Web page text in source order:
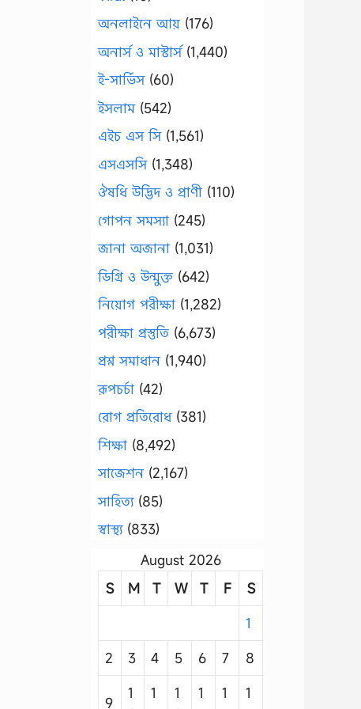
অনলাইনে আয় (176)
অনার্স ও মাস্টার্স(1,440)
ই-সার্ভিস(60)
ইসলাম(542)
এইচ এস সি(1,561)
এসএসসি(1,348)
ঔষধি উদ্ভিদ ও প্রাণী (110)
গোপন সমস্যা (245)
জানা অজানা (1,031)
ডিগ্রি ও উন্মুক্ত (642)
নিয়োগ পরীক্ষা (1,282)
পরীক্ষা প্রস্তুতি (6,673)
প্রশ্ন সমাধান (1,940)
রূপচর্চা (42)
রোগ প্রতিরোধ(381)
শিক্ষা (8,492)
সাজেশন (2,167)
সাহিত্য(85)
স্বাস্থ্য(833)
August 2026
S
M T W T F
S
1
2
3 4 5 6 7 8
9
1
1
1
1
1
1